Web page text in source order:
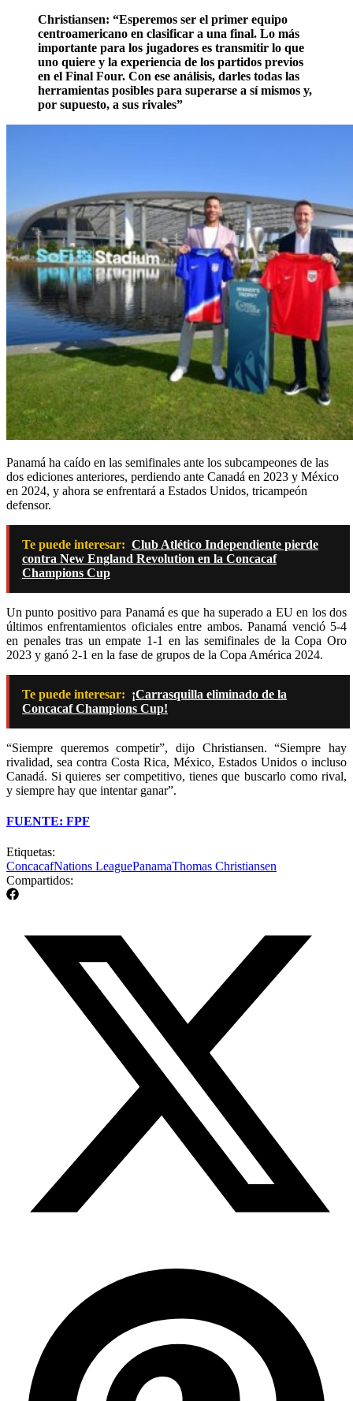
Christiansen: “Esperemos ser el primer equipo
centroamericano en clasificar a una final. Lo más
importante para los jugadores es transmitir lo que
uno quiere y la experiencia de los partidos previos
en el Final Four. Con ese análisis, darles todas las
herramientas posibles para superarse a sí mismos y,
por supuesto, a sus rivales”
Panamá ha caído en las semifinales ante los subcampeones de las
dos ediciones anteriores, perdiendo ante Canadá en 2023 y México
en 2024, y ahora se enfrentará a Estados Unidos, tricampeón
defensor.
Te puede interesar: Club Atlético Independiente pierde
contra New England Revolution en la Concacaf
Champions Cup
Un punto positivo para Panamá es que ha superado a EU en los dos
últimos enfrentamientos oficiales entre ambos. Panamá venció 5-4
en penales tras un empate 1-1 en las semifinales de la Copa Oro
2023 y ganó 2-1 en la fase de grupos de la Copa América 2024.
Te puede interesar: ¡Carrasquilla eliminado de la
Concacaf Champions Cup!
“Siempre queremos competir”, dijo Christiansen. “Siempre hay
rivalidad, sea contra Costa Rica, México, Estados Unidos o incluso
Canadá. Si quieres ser competitivo, tienes que buscarlo como rival,
y siempre hay que intentar ganar”.
FUENTE: FPF
Etiquetas:
ConcacafNations LeaguePanamaThomas Christiansen
Compartidos: